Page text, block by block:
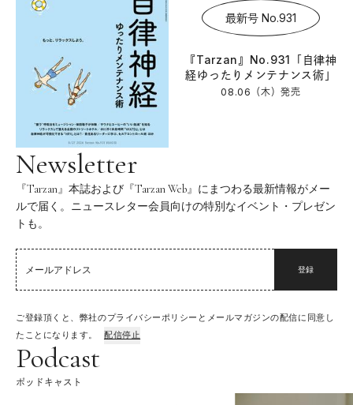
最新号 No.931
『Tarzan』No.931「自律神
経ゆったりメンテナンス術」
08.06（木）発売
Newsletter
『Tarzan』本誌および『Tarzan Web』にまつわる最新情報がメー
ルで届く。ニュースレター会員向けの特別なイベント・プレゼン
トも。
登録
ご登録頂くと、弊社のプライバシーポリシーとメールマガジンの配信に同意し
たことになります。
配信停止
Podcast
ポッドキャスト